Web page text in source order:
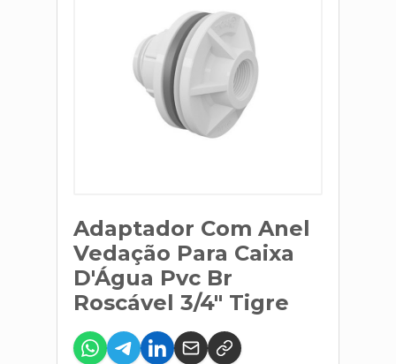
Adaptador Com Anel
Vedação Para Caixa
D'Água Pvc Br
Roscável 3/4" Tigre